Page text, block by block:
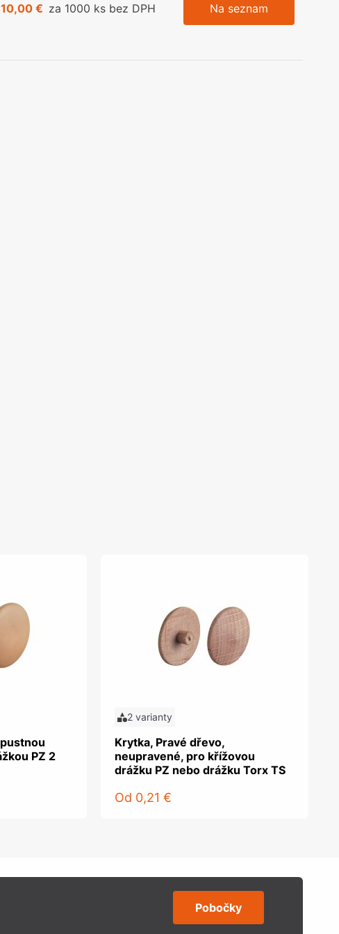
10,00 € za 1000 ks bez DPH Na seznam
PZ 2
2 varianty
Krytka, Pravé dřevo,
neupravené, pro křížovou
drážku PZ nebo drážku Torx TS
Od 0,21 €
Pobočky